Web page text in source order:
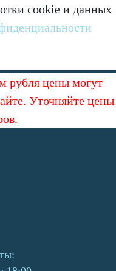
cookie и данных
рубля цены могут
Уточняйте цены